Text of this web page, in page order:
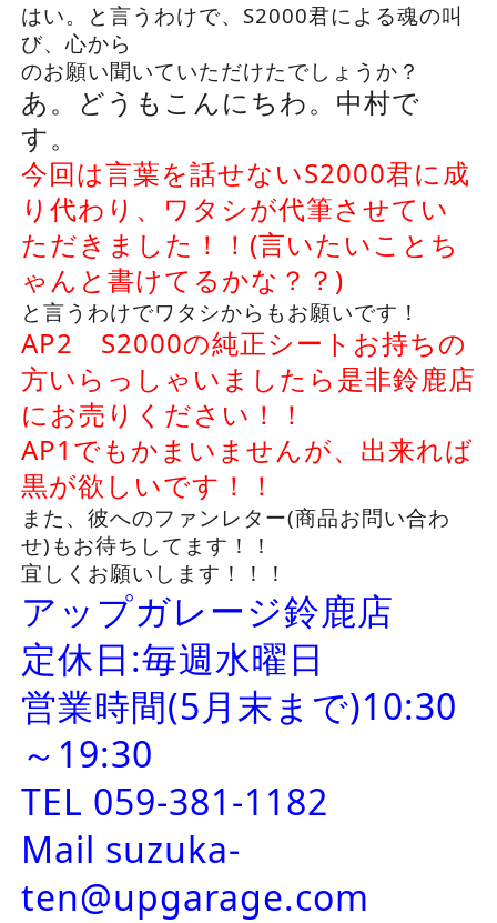
はい。と言うわけで、S2000君による魂の叫
び、心から
のお願い聞いていただけたでしょうか？
あ。どうもこんにちわ。中村で
す。
今回は言葉を話せないS2000君に成
り代わり、ワタシが代筆させてい
ただきました！！(言いたいことち
ゃんと書けてるかな？？)
と言うわけでワタシからもお願いです！
AP2 S2000の純正シートお持ちの
方いらっしゃいましたら是非鈴鹿店
にお売りください！！
AP1でもかまいませんが、出来れば
黒が欲しいです！！
また、彼へのファンレター(商品お問い合わ
せ)もお待ちしてます！！
宜しくお願いします！！！
アップガレージ鈴鹿店
定休日:毎週水曜日
営業時間(5月末まで)10:30
～19:30
TEL 059-381-1182
Mail suzuka-
ten@upgarage.com